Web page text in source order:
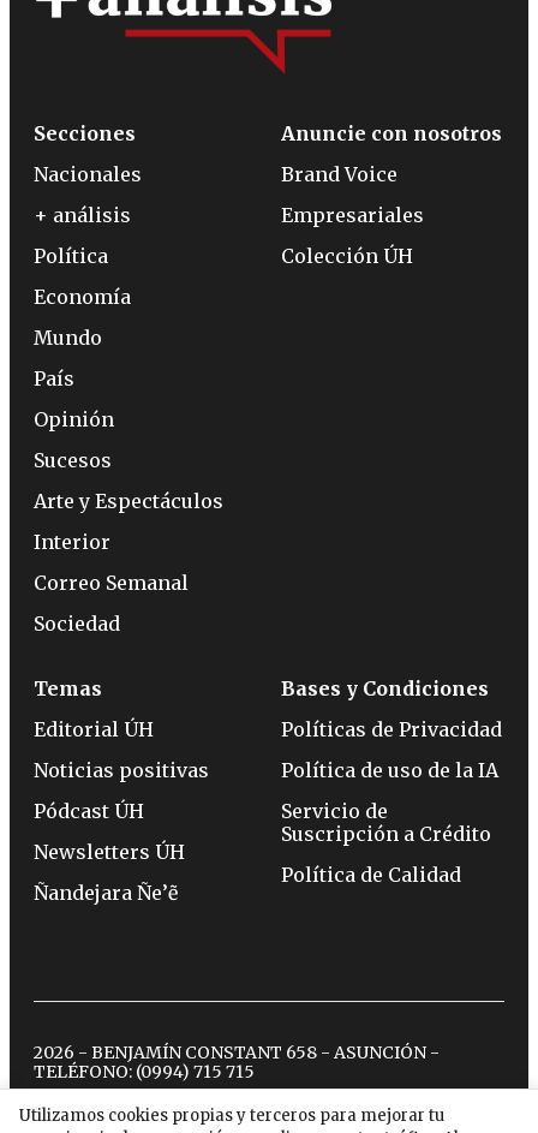
Utilizamos cookies propias y terceros para mejorar tu
Secciones
Nacionales
+ análisis
Política
Economía
Mundo
País
Opinión
Sucesos
Arte y Espectáculos
Interior
Correo Semanal
Sociedad
Anuncie con nosotros
Brand Voice
Empresariales
Colección ÚH
Temas
Editorial ÚH
Noticias positivas
Pódcast ÚH
Newsletters ÚH
Ñandejara Ñe’ẽ
Bases y Condiciones
Políticas de Privacidad
Política de uso de la IA
Servicio de
Suscripción a Crédito
Política de Calidad
2026 - BENJAMÍN CONSTANT 658 - ASUNCIÓN -
TELÉFONO: (0994) 715 715